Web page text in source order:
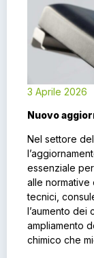
3 Aprile 2026
Nuovo
Nel settore
essenziale
alle
tecnici,
l’aumento dei
ampliamento
chimico che